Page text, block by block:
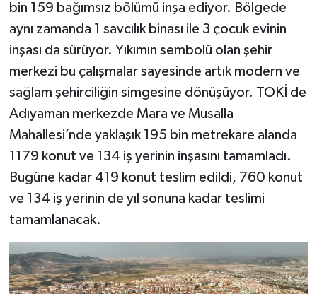
bin 159 bağımsız bölümü inşa ediyor. Bölgede
aynı zamanda 1 savcılık binası ile 3 çocuk evinin
inşası da sürüyor. Yıkımın sembolü olan şehir
merkezi bu çalışmalar sayesinde artık modern ve
sağlam şehirciliğin simgesine dönüşüyor. TOKİ de
Adıyaman merkezde Mara ve Musalla
Mahallesi’nde yaklaşık 195 bin metrekare alanda
1179 konut ve 134 iş yerinin inşasını tamamladı.
Bugüne kadar 419 konut teslim edildi, 760 konut
ve 134 iş yerinin de yıl sonuna kadar teslimi
tamamlanacak.